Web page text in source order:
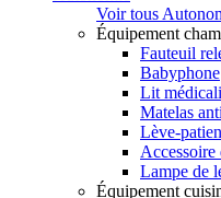
Voir tous
Équipement
Fauteuil
Babyphone
Lit
Matelas
Lève-
Accessoire
Lampe de
Équipement